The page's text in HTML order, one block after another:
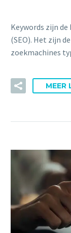
Keywords zijn
(SEO). Het zijn
zoekmachines
MEER